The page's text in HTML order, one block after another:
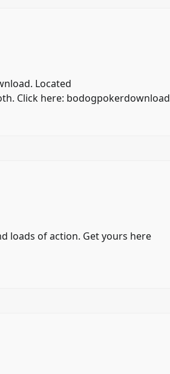
Located
Click here: bodogpokerdownload
loads of action. Get yours here